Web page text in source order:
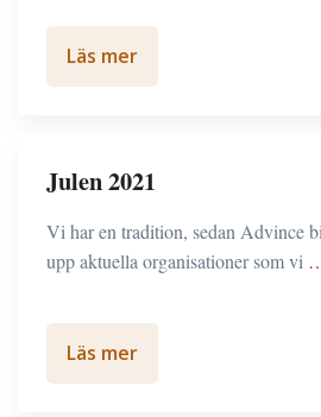
Läs mer
Julen 2021
Vi har en tradition, sedan Advince
upp aktuella organisationer som vi
Läs mer